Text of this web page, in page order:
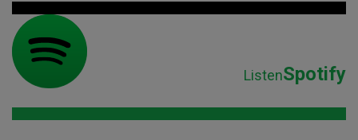
ListenSpotify